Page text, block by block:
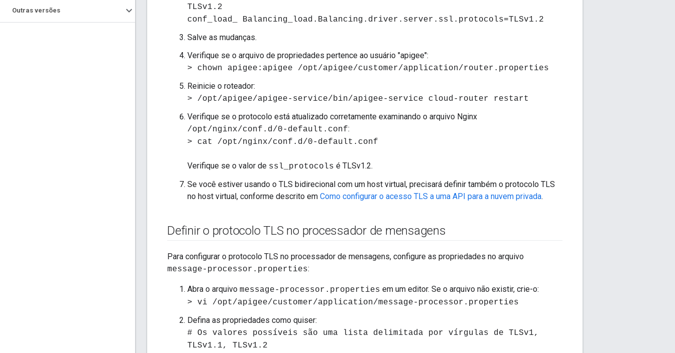
Outras versões
TLSv1.2
conf_load_ Balancing_load.Balancing.driver.server.ssl.protocols=TLSv1.2
Salve as mudanças.
Verifique se o arquivo de propriedades pertence ao usuário "apigee":
> chown apigee:apigee /opt/apigee/customer/application/router.properties
Reinicie o roteador:
> /opt/apigee/apigee-service/bin/apigee-service cloud-router restart
Verifique se o protocolo está atualizado corretamente examinando o arquivo Nginx
/opt/nginx/conf.d/0-default.conf:
> cat /opt/nginx/conf.d/0-default.conf
Verifique se o valor de ssl_protocols é TLSv1.2.
Se você estiver usando o TLS bidirecional com um host virtual, precisará definir também o protocolo TLS
no host virtual, conforme descrito em Como configurar o acesso TLS a uma API para a nuvem privada.
Definir o protocolo TLS no processador de mensagens
Para configurar o protocolo TLS no processador de mensagens, configure as propriedades no arquivo
message-processor.properties:
Abra o arquivo message-processor.properties em um editor. Se o arquivo não existir, crie-o:
> vi /opt/apigee/customer/application/message-processor.properties
Defina as propriedades como quiser:
# Os valores possíveis são uma lista delimitada por vírgulas de TLSv1,
TLSv1.1, TLSv1.2